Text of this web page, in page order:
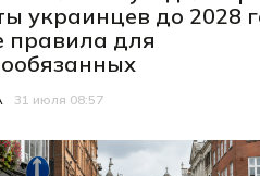
украинцев до 2028
правила для
31 июля 08:57